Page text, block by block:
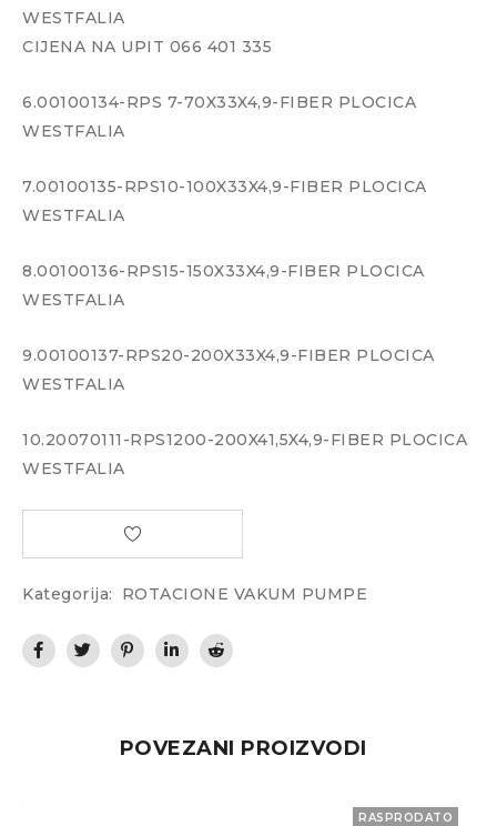
WESTFALIA
CIJENA NA UPIT 066 401 335
6.00100134-RPS 7-70X33X4,9-FIBER PLOCICA
WESTFALIA
7.00100135-RPS10-100X33X4,9-FIBER PLOCICA
WESTFALIA
8.00100136-RPS15-150X33X4,9-FIBER PLOCICA
WESTFALIA
9.00100137-RPS20-200X33X4,9-FIBER PLOCICA
WESTFALIA
10.20070111-RPS1200-200X41,5X4,9-FIBER PLOCICA
WESTFALIA
Kategorija: ROTACIONE VAKUM PUMPE
POVEZANI PROIZVODI
RASPRODATO